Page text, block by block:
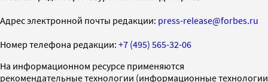
Адрес электронной почты редакции: press-release@forbes.ru
Номер телефона редакции: +7 (495) 565-32-06
На информационном ресурсе применяются
рекомендательные технологии (информационные технологии